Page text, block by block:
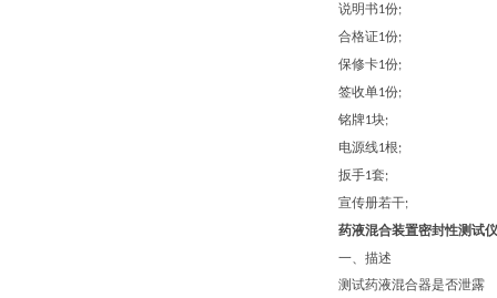
说明书1份;
合格证1份;
保修卡1份;
签收单1份;
铭牌1块;
电源线1根;
扳手1套;
宣传册若干;
药液混合装置密封性测试仪
一、 描述
测试药液混合器是否泄露